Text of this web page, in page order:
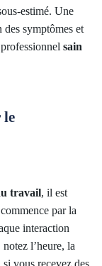
estimé. Une
symptômes et
sain
le
travail, il est
par la
interaction
l’heure, la